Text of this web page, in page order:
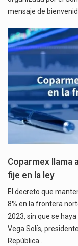
mensaje de
Coparmex llama
fije en la ley
El decreto que
8% en la frontera
2023, sin que se
Vega Solís,
República…